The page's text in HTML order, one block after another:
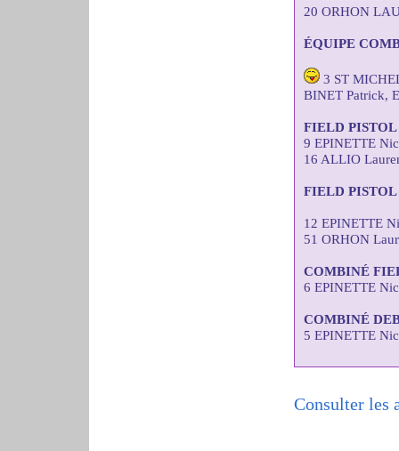
20 ORHON
ÉQUIPE
3 ST
BINET Patrick,
FIELD
9 EPINETTE
16 ALLIO
FIELD
12 EPINETTE
51 ORHON
COMBINÉ
6 EPINETTE
COMBINÉ
5 EPINETTE
Consulter les